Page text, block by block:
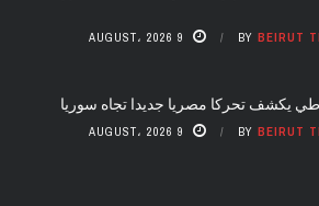
BY BEIRUT 9 AUGUST، 2026
يكشف تحركا مصريا جديدا تجاه سوريا
BY BEIRUT 9 AUGUST، 2026